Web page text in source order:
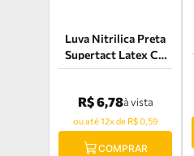
Luva Nitrilica Preta
Supertact Latex CA
50939 Carbografite -
R$ 6,78à vista
ou até 12x de R$ 0,59
COMPRAR